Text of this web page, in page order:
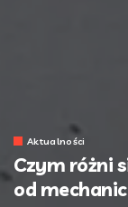
Aktualności
Czym różni
od